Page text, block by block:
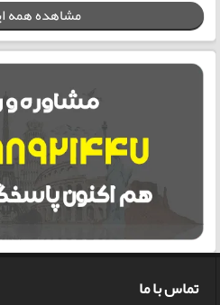
مشاهده همه
تماس با ما